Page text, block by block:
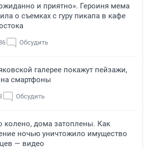
и приятно». Героиня мема
о съемках с гуру пикапа в кафе
Обсудить
галерее покажут пейзажи,
смартфоны
Обсудить
колено, дома затоплены. Как
ночью уничтожило имущество
— видео